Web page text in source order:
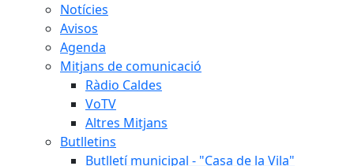
Notícies
Avisos
Agenda
Mitjans de comunicació
Ràdio Caldes
VoTV
Altres Mitjans
Butlletins
Butlletí municipal - "Casa de la Vila"